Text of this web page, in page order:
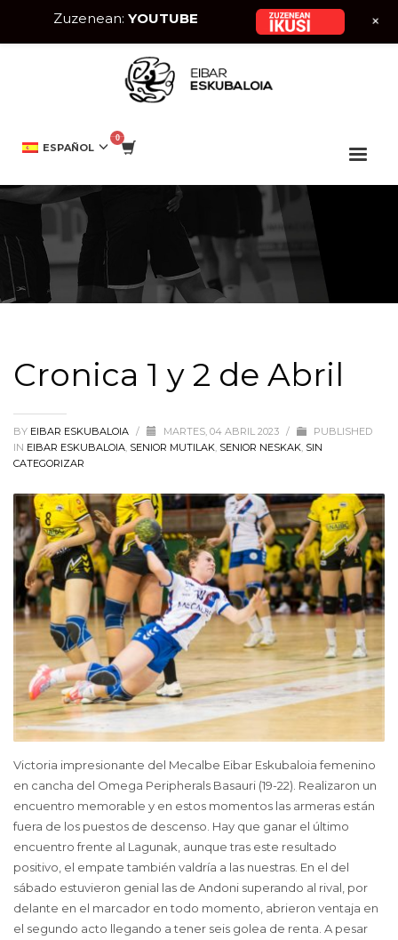
ESPAÑOL
Cronica 1 y 2 de Abril
Cronica 1 y 2 de Abril
BY EIBAR ESKUBALOIA / MARTES, 04 ABRIL 2023 /
PUBLISHED
IN EIBAR ESKUBALOIA, SENIOR MUTILAK, SENIOR NESKAK, SIN
CATEGORIZAR
Victoria impresionante del Mecalbe Eibar Eskubaloia femenino
en cancha del Omega Peripherals Basauri (19-22). Realizaron un
encuentro memorable y en estos momentos las armeras están
fuera de los puestos de descenso. Hay que ganar el último
encuentro frente al Lagunak, aunque tras este resultado
positivo, el empate también valdría a las nuestras. En el del
sábado estuvieron genial las de Andoni superando al rival, por
delante en el marcador en todo momento, abrieron ventaja en
el segundo acto llegando a tener seis golea de renta. A pesar
Zuzenean: YOUTUBE +